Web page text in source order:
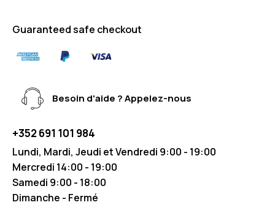
Guaranteed safe checkout
Besoin d'aide ? Appelez-nous
+352 691 101 984
Lundi, Mardi, Jeudi et Vendredi 9:00 - 19:00
Mercredi 14:00 - 19:00
Samedi 9:00 - 18:00
Dimanche - Fermé